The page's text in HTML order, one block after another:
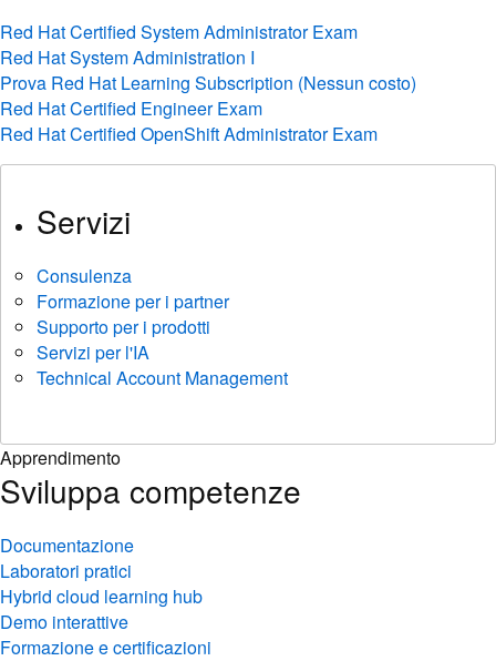
Red Hat Certified System Administrator Exam
Red Hat System Administration I
Prova Red Hat Learning Subscription (Nessun costo)
Red Hat Certified Engineer Exam
Red Hat Certified OpenShift Administrator Exam
Servizi
Consulenza
Formazione per i partner
Supporto per i prodotti
Servizi per l'IA
Technical Account Management
Apprendimento
Sviluppa competenze
Documentazione
Laboratori pratici
Hybrid cloud learning hub
Demo interattive
Formazione e certificazioni